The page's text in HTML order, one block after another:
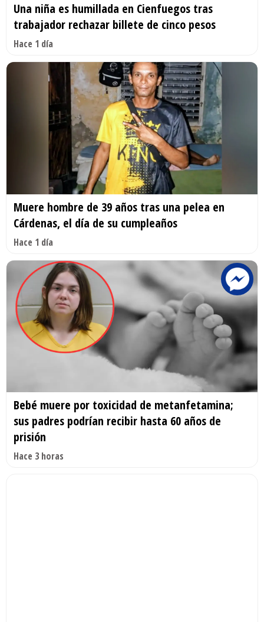
Una niña es humillada en Cienfuegos tras
trabajador rechazar billete de cinco pesos
Hace 1 día
Muere hombre de 39 años tras una pelea en
Cárdenas, el día de su cumpleaños
Hace 1 día
Bebé muere por toxicidad de metanfetamina;
sus padres podrían recibir hasta 60 años de
prisión
Hace 3 horas